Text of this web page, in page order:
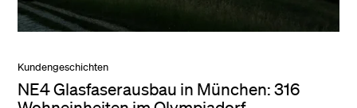
Kundengeschichten
NE4 Glasfaserausbau in München: 316